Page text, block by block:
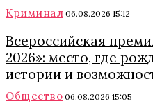
Криминал 06.08.2026 15:12
Всероссийская
2026»: место, где
истории и
Общество 06.08.2026 15:05